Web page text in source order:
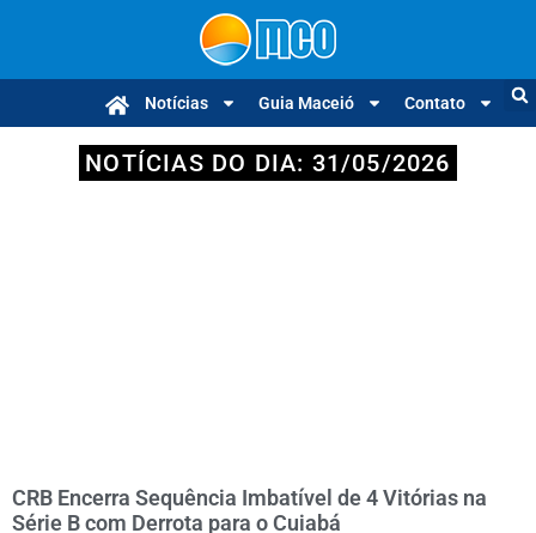
Notícias Guia Maceió Contato
NOTÍCIAS DO DIA: 31/05/2026
CRB Encerra Sequência Imbatível de 4 Vitórias na
Série B com Derrota para o Cuiabá